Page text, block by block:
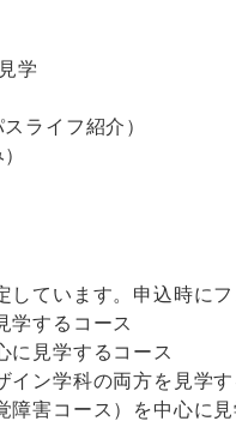
学
ライフ紹介）
しています。申込時に
学するコース
見学するコース
ン学科の両方を見学す
害コース）を中心に見